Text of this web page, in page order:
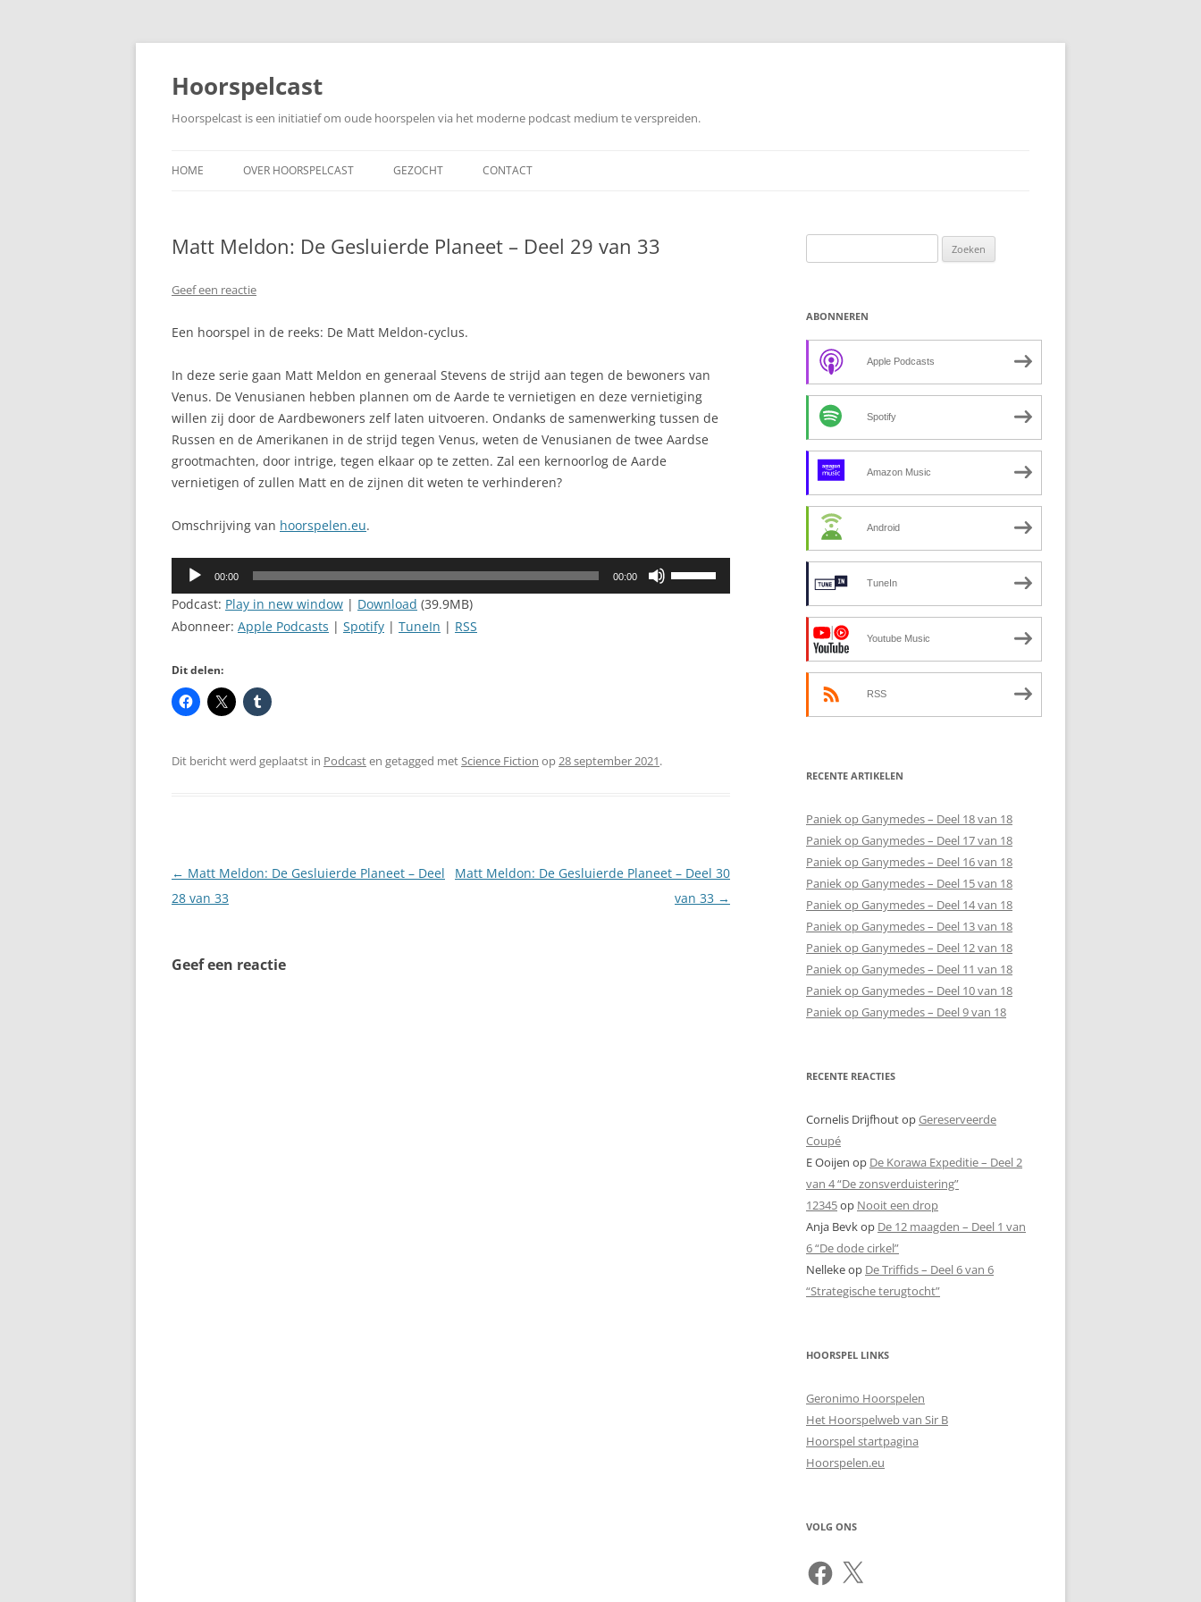
Ga
inhoud
Hoorspelcast
Hoorspelcast is een initiatief om oude hoorspelen via het moderne podcast medium te verspreiden.
HOME OVER HOORSPELCAST GEZOCHT CONTACT
Matt Meldon: De Gesluierde Planeet – Deel 29 van 33
Geef een reactie
Een hoorspel in de reeks: De Matt Meldon-cyclus.
In deze serie gaan Matt Meldon en generaal Stevens de strijd aan tegen de bewoners van
Venus. De Venusianen hebben plannen om de Aarde te vernietigen en deze vernietiging
willen zij door de Aardbewoners zelf laten uitvoeren. Ondanks de samenwerking tussen de
Russen en de Amerikanen in de strijd tegen Venus, weten de Venusianen de twee Aardse
grootmachten, door intrige, tegen elkaar op te zetten. Zal een kernoorlog de Aarde
vernietigen of zullen Matt en de zijnen dit weten te verhinderen?
Omschrijving van hoorspelen.eu.
Audiospeler
00:00 00:00
Podcast: Play in new window | Download (39.9MB)
Abonneer: Apple Podcasts | Spotify | TuneIn | RSS
Dit delen:
Dit bericht werd geplaatst in Podcasten getagged metScience Fiction op28 september 2021.
Berichtnavigatie
← Matt Meldon: De Gesluierde Planeet – Deel
28 van 33
Matt Meldon: De Gesluierde Planeet – Deel 30
van 33 →
Geef een reactie
naar:
ABONNEREN
Apple Podcasts
Spotify
Amazon Music
Android
TuneIn
Youtube Music
RSS
RECENTE ARTIKELEN
Paniek op Ganymedes – Deel 18 van 18
Paniek op Ganymedes – Deel 17 van 18
Paniek op Ganymedes – Deel 16 van 18
Paniek op Ganymedes – Deel 15 van 18
Paniek op Ganymedes – Deel 14 van 18
Paniek op Ganymedes – Deel 13 van 18
Paniek op Ganymedes – Deel 12 van 18
Paniek op Ganymedes – Deel 11 van 18
Paniek op Ganymedes – Deel 10 van 18
Paniek op Ganymedes – Deel 9 van 18
RECENTE REACTIES
Cornelis DrijfhoutopGereserveerde
Coupé
E Ooijen op De Korawa Expeditie – Deel 2
van 4 “De zonsverduistering”
12345op Nooit een drop
Anja Bevkop De 12 maagden – Deel 1 van
6 “De dode cirkel”
Nellekeop De Triffids – Deel 6 van 6
“Strategische terugtocht”
HOORSPEL LINKS
Geronimo Hoorspelen
Het Hoorspelweb van Sir B
Hoorspel startpagina
Hoorspelen.eu
VOLG ONS
Facebook
X